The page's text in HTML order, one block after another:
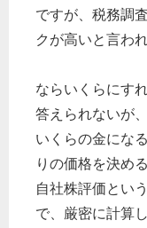
ですが、税務調
クが高いと言わ
ならいくらにす
答えられないが
いくらの金にな
りの価格を決め
自社株評価とい
で、厳密に計算